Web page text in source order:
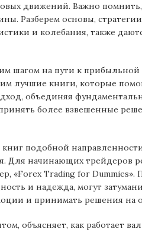
движений. Важно
Разберем основы,
и колебания, также
шагом на пути к прибыльной
лучшие книги, которые
объединяя
более взвешенные
книг подобной
Для начинающих трейдеров
«Forex Trading for Dummies».
и надежда‚ могут
и принимать решения на
объясняет, как работает